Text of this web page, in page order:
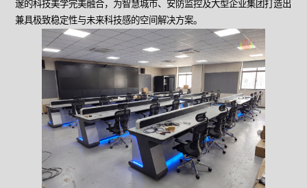
邃的科技美学完美融合，为智慧城市、安防监控及大型企业集团打造出
兼具极致稳定性与未来科技感的空间解决方案。